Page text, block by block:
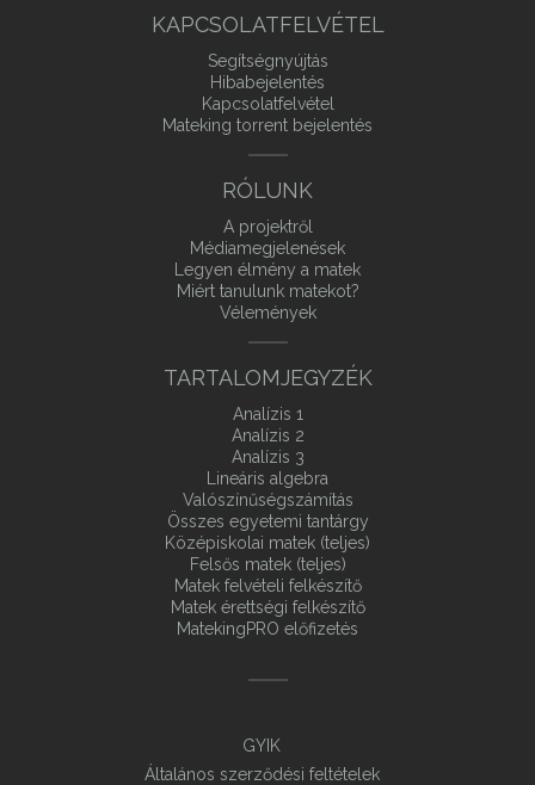
KAPCSOLATFELVÉTEL
Segítségnyújtás
Hibabejelentés
Kapcsolatfelvétel
Mateking torrent bejelentés
RÓLUNK
A projektről
Médiamegjelenések
Legyen élmény a matek
Miért tanulunk matekot?
Vélemények
TARTALOMJEGYZÉK
Analízis 1
Analízis 2
Analízis 3
Lineáris algebra
Valószínűségszámítás
Összes egyetemi tantárgy
Középiskolai matek (teljes)
Felsős matek (teljes)
Matek felvételi felkészítő
Matek érettségi felkészítő
MatekingPRO előfizetés
GYIK
Általános szerződési feltételek